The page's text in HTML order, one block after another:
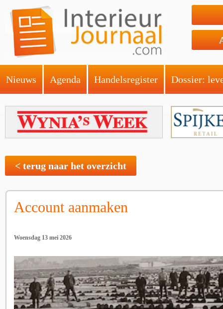
Nieuws Agenda Handelsregister Dossier:
< terug naar het overzicht
Account aanmaken
Woensdag 13 mei 2026